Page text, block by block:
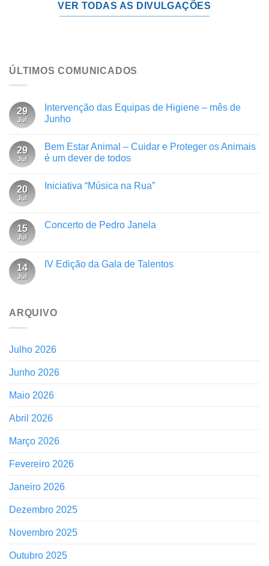
VER TODAS AS DIVULGAÇÕES
ÚLTIMOS COMUNICADOS
29
Jul
Intervenção das Equipas de Higiene – mês de
Junho
29
Jul
Bem Estar Animal – Cuidar e Proteger os Animais
é um dever de todos
20
Jul
Iniciativa “Música na Rua”
15
Jul
Concerto de Pedro Janela
14
Jul
IV Edição da Gala de Talentos
ARQUIVO
Julho 2026
Junho 2026
Maio 2026
Abril 2026
Março 2026
Fevereiro 2026
Janeiro 2026
Dezembro 2025
Novembro 2025
Outubro 2025